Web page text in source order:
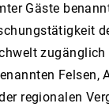
Gäste
regionalen